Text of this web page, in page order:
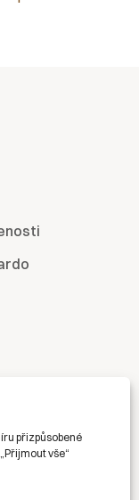
přizpůsobené
vše“